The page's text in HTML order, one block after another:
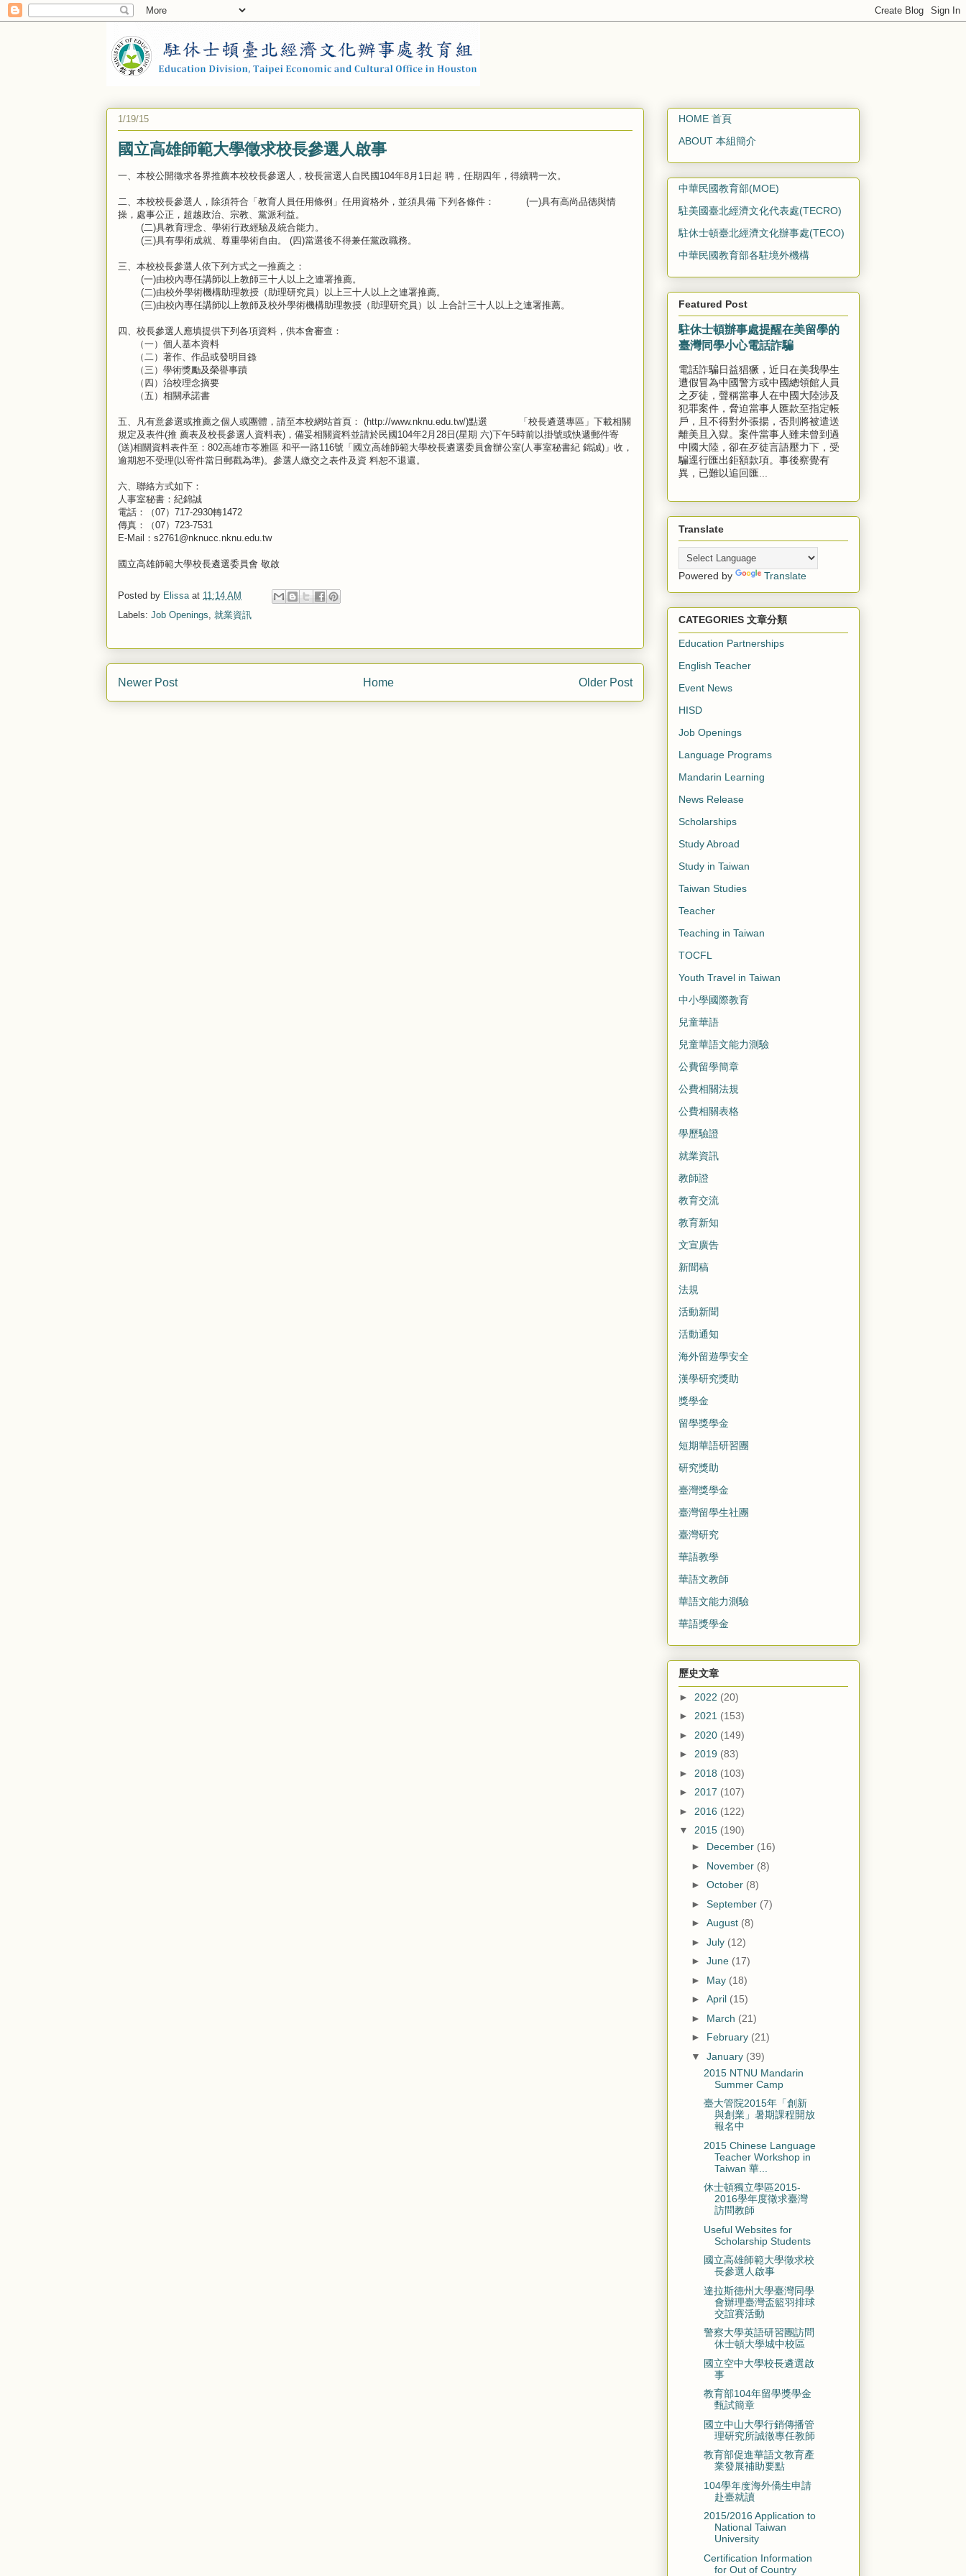
1/19/15
國立高雄師範大學徵求校長參選人啟事
一、本校公開徵求各界推薦本校校長參選人，校長當選人自民國104年8月1日起 聘，任期四年，得續聘一次。
二、本校校長參選人，除須符合「教育人員任用條例」任用資格外，並須具備 下列各條件： (一)具有高尚品德與情
操，處事公正，超越政治、宗教、黨派利益。
(二)具教育理念、學術行政經驗及統合能力。
(三)具有學術成就、尊重學術自由。 (四)當選後不得兼任黨政職務。
三、本校校長參選人依下列方式之一推薦之：
(一)由校內專任講師以上教師三十人以上之連署推薦。
(二)由校外學術機構助理教授（助理研究員）以上三十人以上之連署推薦。
(三)由校內專任講師以上教師及校外學術機構助理教授（助理研究員）以 上合計三十人以上之連署推薦。
四、校長參選人應填提供下列各項資料，供本會審查：
（一）個人基本資料
（二）著作、作品或發明目錄
（三）學術獎勵及榮譽事蹟
（四）治校理念摘要
（五）相關承諾書
五、凡有意參選或推薦之個人或團體，請至本校網站首頁： (http://www.nknu.edu.tw/)點選 「校長遴選專區」下載相關
規定及表件(推 薦表及校長參選人資料表)，備妥相關資料並請於民國104年2月28日(星期 六)下午5時前以掛號或快遞郵件寄
(送)相關資料表件至：802高雄市苓雅區 和平一路116號「國立高雄師範大學校長遴選委員會辦公室(人事室秘書紀 錦誠)」收，
逾期恕不受理(以寄件當日郵戳為準)。參選人繳交之表件及資 料恕不退還。
六、聯絡方式如下：
人事室秘書：紀錦誠
電話：（07）717-2930轉1472
傳真：（07）723-7531
E-Mail：s2761@nknucc.nknu.edu.tw
國立高雄師範大學校長遴選委員會 敬啟
Posted by Elissa at 11:14 AM
Labels: Job Openings, 就業資訊
Newer Post Older Post
Home
HOME 首頁
ABOUT 本組簡介
中華民國教育部(MOE)
駐美國臺北經濟文化代表處(TECRO)
駐休士頓臺北經濟文化辦事處(TECO)
中華民國教育部各駐境外機構
Featured Post
駐休士頓辦事處提醒在美留學的
臺灣同學小心電話詐騙
電話詐騙日益猖獗，近日在美我學生
遭假冒為中國警方或中國總領館人員
之歹徒，聲稱當事人在中國大陸涉及
犯罪案件，脅迫當事人匯款至指定帳
戶，且不得對外張揚，否則將被遣送
離美且入獄。案件當事人雖未曾到過
中國大陸，卻在歹徒言語壓力下，受
騙逕行匯出鉅額款項。事後察覺有
異，已難以追回匯...
Translate
Powered by Translate
CATEGORIES 文章分類
Education Partnerships
English Teacher
Event News
HISD
Job Openings
Language Programs
Mandarin Learning
News Release
Scholarships
Study Abroad
Study in Taiwan
Taiwan Studies
Teacher
Teaching in Taiwan
TOCFL
Youth Travel in Taiwan
中小學國際教育
兒童華語
兒童華語文能力測驗
公費留學簡章
公費相關法規
公費相關表格
學歷驗證
就業資訊
教師證
教育交流
教育新知
文宣廣告
新聞稿
法規
活動新聞
活動通知
海外留遊學安全
漢學研究獎助
獎學金
留學獎學金
短期華語研習團
研究獎助
臺灣獎學金
臺灣留學生社團
臺灣研究
華語教學
華語文教師
華語文能力測驗
華語獎學金
歷史文章
► 2022 (20)
► 2021 (153)
► 2020 (149)
► 2019 (83)
► 2018 (103)
► 2017 (107)
► 2016 (122)
▼ 2015 (190)
► December (16)
► November (8)
► October (8)
► September (7)
► August (8)
► July (12)
► June (17)
► May (18)
► April (15)
► March (21)
► February (21)
▼ January (39)
2015 NTNU Mandarin
Summer Camp
臺大管院2015年「創新
與創業」暑期課程開放
報名中
2015 Chinese Language
Teacher Workshop in
Taiwan 華...
休士頓獨立學區2015-
2016學年度徵求臺灣
訪問教師
Useful Websites for
Scholarship Students
國立高雄師範大學徵求校
長參選人啟事
達拉斯德州大學臺灣同學
會辦理臺灣盃籃羽排球
交誼賽活動
警察大學英語研習團訪問
休士頓大學城中校區
國立空中大學校長遴選啟
事
教育部104年留學獎學金
甄試簡章
國立中山大學行銷傳播管
理研究所誠徵專任教師
教育部促進華語文教育產
業發展補助要點
104學年度海外僑生申請
赴臺就讀
2015/2016 Application to
National Taiwan
University
Certification Information
for Out of Country